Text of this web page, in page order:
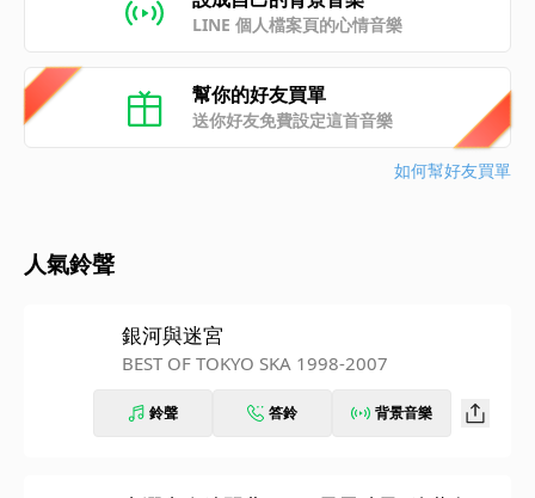
LINE 個人檔案頁的心情音樂
幫你的好友買單
送你好友免費設定這首音樂
如何幫好友買單
人氣鈴聲
銀河與迷宮
BEST OF TOKYO SKA 1998-2007
鈴聲 答鈴 背景音樂